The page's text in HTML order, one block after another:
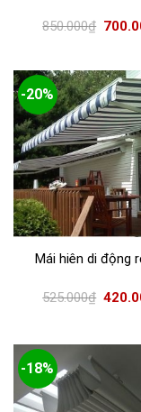
850.000₫
-20%
Mái hiên di động
525.000₫
-18%